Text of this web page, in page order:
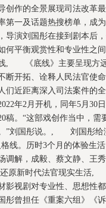
创作的全景展现司法改革
第一及话题热搜榜单，
导演刘国彤在接到剧本后
何平衡观赏性和专业性
, 《底线》主要呈现方远
断开拓、诠释人民法官使
们近距离深入司法案件的
年2月开机，同年5月30
稿。“这部戏创作当中，
”刘国彤说。, 刘国彤给
格线。历时3个月的体验生
调解，成毅、蔡文静、
新时代法官现实生活, 刘
影视剧对专业性、思想性
彤曾担任《重案六组》《